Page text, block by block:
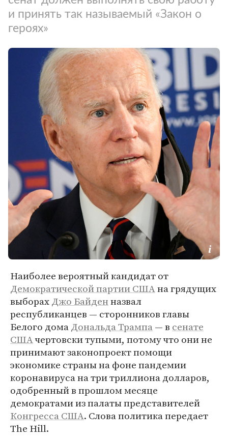
и принять так называемый «Закон о
героях»
Наиболее вероятный кандидат от
Демократической партии СШАна грядущих
выборахДжо Байденназвал
республиканцев — сторонников главы
Белого домаДональда Трампа— в сенате
СШАчертовски тупыми, потому что они не
принимают законопроект помощи
экономике страны на фоне пандемии
коронавируса на три триллиона долларов,
одобренный в прошлом месяце
демократами из палаты представителей
Конгресса США. Слова политика передает
The Hill.